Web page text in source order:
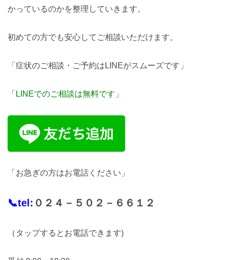
かっているのかを整理していきます。
初めての方でも安心してご相談いただけます。
「症状のご相談・ご予約はLINEがスムーズです」
「LINEでのご相談は無料です」
「お急ぎの方はお電話ください」
📞tel: ０２４－５０２－６６１２
（タップするとお電話できます)